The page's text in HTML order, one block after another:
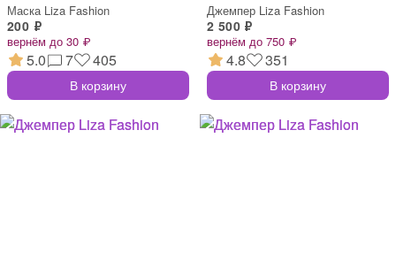
Маска Liza Fashion
200 ₽
вернём до 30 ₽
5.0 7 405
В корзину
Джемпер Liza Fashion
2 500 ₽
вернём до 750 ₽
4.8 351
В корзину